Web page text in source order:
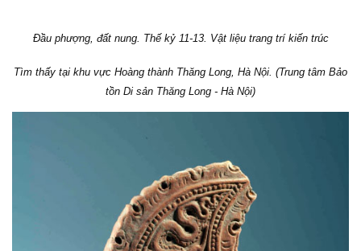
Đầu phượng, đất nung. Thế kỷ 11-13. Vật liệu trang trí kiến trúc
Tìm thấy tại khu vực Hoàng thành Thăng Long, Hà Nội. (Trung tâm Bảo
tồn Di sản Thăng Long - Hà Nội)